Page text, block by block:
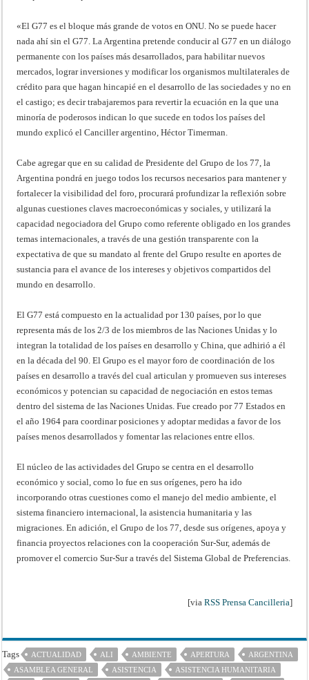
«El G77 es el bloque más grande de votos en ONU. No se puede hacer
nada ahí sin el G77. La Argentina pretende conducir al G77 en un diálogo
permanente con los países más desarrollados, para habilitar nuevos
mercados, lograr inversiones y modificar los organismos multilaterales de
crédito para que hagan hincapié en el desarrollo de las sociedades y no en
el castigo; es decir trabajaremos para revertir la ecuación en la que una
minoría de poderosos indican lo que sucede en todos los países del
mundo explicó el Canciller argentino, Héctor Timerman.
Cabe agregar que en su calidad de Presidente del Grupo de los 77, la
Argentina pondrá en juego todos los recursos necesarios para mantener y
fortalecer la visibilidad del foro, procurará profundizar la reflexión sobre
algunas cuestiones claves macroeconómicas y sociales, y utilizará la
capacidad negociadora del Grupo como referente obligado en los grandes
temas internacionales, a través de una gestión transparente con la
expectativa de que su mandato al frente del Grupo resulte en aportes de
sustancia para el avance de los intereses y objetivos compartidos del
mundo en desarrollo.
El G77 está compuesto en la actualidad por 130 países, por lo que
representa más de los 2/3 de los miembros de las Naciones Unidas y lo
integran la totalidad de los países en desarrollo y China, que adhirió a él
en la década del 90. El Grupo es el mayor foro de coordinación de los
países en desarrollo a través del cual articulan y promueven sus intereses
económicos y potencian su capacidad de negociación en estos temas
dentro del sistema de las Naciones Unidas. Fue creado por 77 Estados en
el año 1964 para coordinar posiciones y adoptar medidas a favor de los
países menos desarrollados y fomentar las relaciones entre ellos.
El núcleo de las actividades del Grupo se centra en el desarrollo
económico y social, como lo fue en sus orígenes, pero ha ido
incorporando otras cuestiones como el manejo del medio ambiente, el
sistema financiero internacional, la asistencia humanitaria y las
migraciones. En adición, el Grupo de los 77, desde sus orígenes, apoya y
financia proyectos relaciones con la cooperación Sur-Sur, además de
promover el comercio Sur-Sur a través del Sistema Global de Preferencias.
[via RSS Prensa Cancilleria]
Tags ACTUALIDAD ALI AMBIENTE APERTURA
ARGENTINA
ASAMBLEA GENERAL
ASISTENCIA ASISTENCIA HUMANITARIA